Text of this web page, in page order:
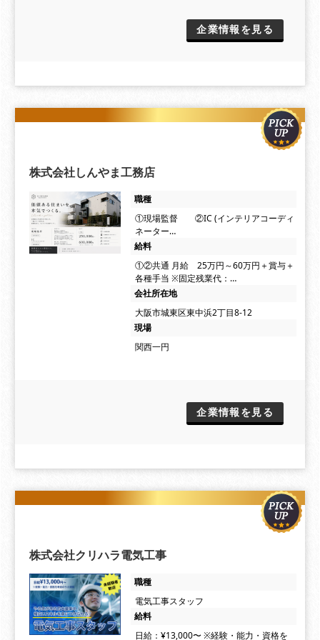
企業情報を見る
株式会社しんやま工務店
職種
①現場監督 ②IC (インテリアコーディ
ネーター…
給料
①②共通 月給 25万円～60万円＋賞与＋
各種手当 ※固定残業代：…
会社所在地
大阪市城東区東中浜2丁目8-12
現場
関西一円
企業情報を見る
株式会社クリハラ電気工事
職種
電気工事スタッフ
給料
日給：¥13,000〜 ※経験・能力・資格を